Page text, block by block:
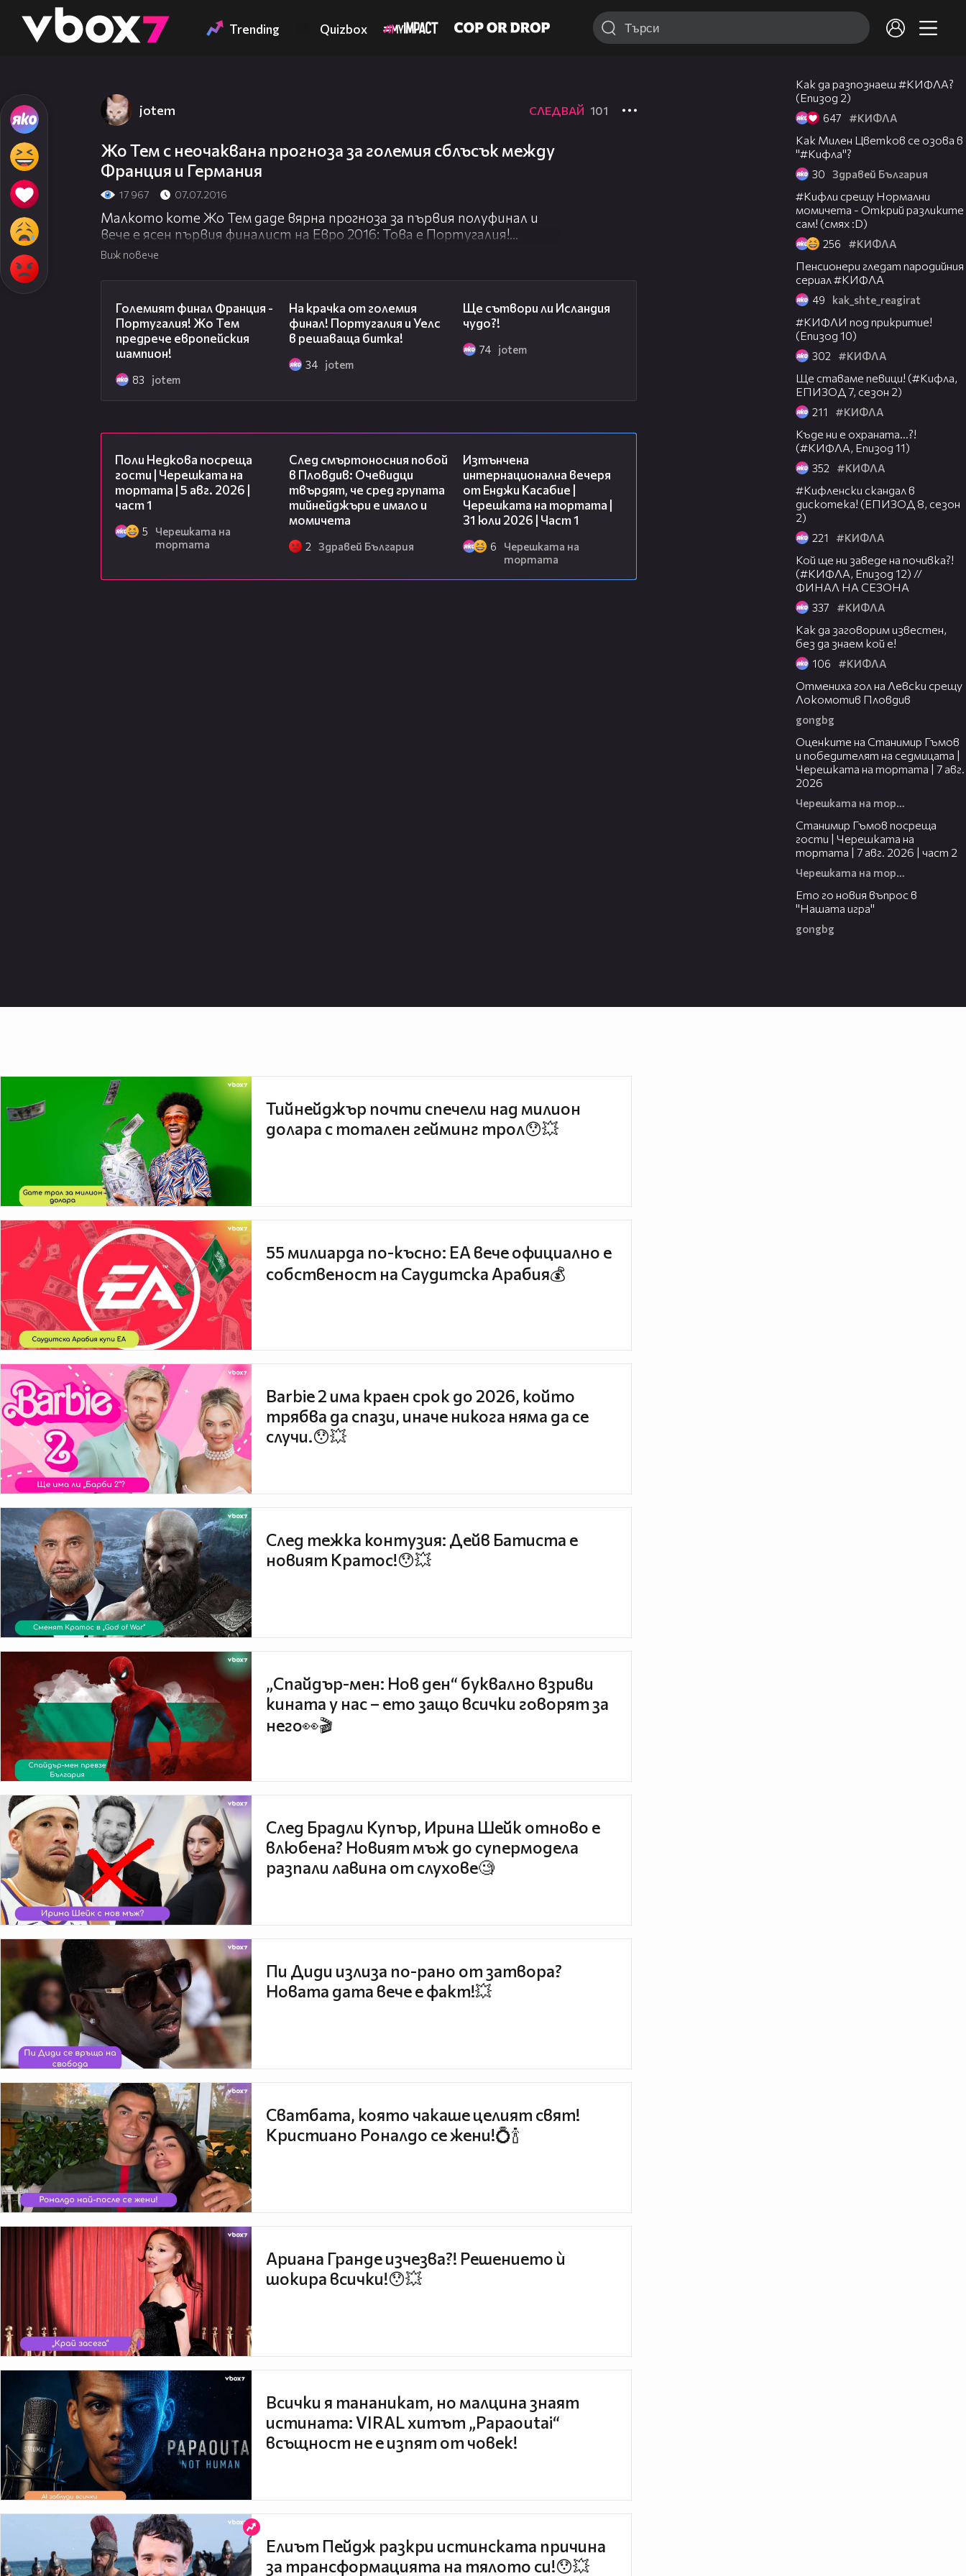
👾 Trending Quizbox
jotem СЛЕДВАЙ 101
Жо Тем с неочаквана прогноза за големия сблъсък между
Франция и Германия
17 967 07.07.2016
Малкото коте Жо Тем даде вярна прогноза за първия полуфинал и
вече е ясен първия финалист на Евро 2016: Това е Португалия!
Кой ще е победител тази вечер в двубоя между титаните Франция
Виж повече
Големият финал Франция -
Португалия! Жо Тем
предрече европейския
шампион!
83 jotem
На крачка от големия
финал! Португалия и Уелс
в решаваща битка!
34 jotem
Ще сътвори ли Исландия
чудо?!
74 jotem
Поли Недкова посреща
гости | Черешката на
тортата | 5 авг. 2026 |
част 1
5
Черешката на
тортата
След смъртоносния побой
в Пловдив: Очевидци
твърдят, че сред групата
тийнейджъри е имало и
момичета
2 Здравей България
Изтънчена
интернационална вечеря
от Енджи Касабие |
Черешката на тортата |
31 юли 2026 | Част 1
6
Черешката на
тортата
Как да разпознаеш #КИФЛА?
(Епизод 2)
647 #КИФЛА
Как Милен Цветков се озова в
"#Кифла"?
30 Здравей България
#Кифли срещу Нормални
момичета - Открий разликите
сам! (смях :D)
256 #КИФЛА
Пенсионери гледат пародийния
сериал #КИФЛА
49 kak_shte_reagirat
#КИФЛИ под прикритие!
(Епизод 10)
302 #КИФЛА
Ще ставаме певици! (#Кифла,
ЕПИЗОД 7, сезон 2)
211 #КИФЛА
Къде ни е охраната...?!
(#КИФЛА, Епизод 11)
352 #КИФЛА
#Кифленски скандал в
дискотека! (ЕПИЗОД 8, сезон
2)
221 #КИФЛА
Кой ще ни заведе на почивка?!
(#КИФЛА, Епизод 12) //
ФИНАЛ НА СЕЗОНА
337 #КИФЛА
Как да заговорим известен,
без да знаем кой е!
106 #КИФЛА
Отмениха гол на Левски срещу
Локомотив Пловдив
gongbg
Оценките на Станимир Гъмов
и победителят на седмицата |
Черешката на тортата | 7 авг.
2026
Черешката на тортата
Станимир Гъмов посреща
гости | Черешката на
тортата | 7 авг. 2026 | част 2
Черешката на тортата
Ето го новия въпрос в
"Нашата игра"
gongbg
Тийнейджър почти спечели над милион
долара с тотален гейминг трол😯💥
55 милиарда по-късно: EA вече официално е
собственост на Саудитска Арабия💰
Barbie 2 има краен срок до 2026, който
трябва да спази, иначе никога няма да се
случи.😯💥
След тежка контузия: Дейв Батиста е
новият Кратос!😯💥
„Спайдър-мен: Нов ден“ буквално взриви
кината у нас – ето защо всички говорят за
него👀🎬
След Брадли Купър, Ирина Шейк отново е
влюбена? Новият мъж до супермодела
разпали лавина от слухове🧐
Пи Диди излиза по-рано от затвора?
Новата дата вече е факт!💥
Сватбата, която чакаше целият свят!
Кристиано Роналдо се жени!💍🍾
Ариана Гранде изчезва?! Решението ѝ
шокира всички!😯💥
Всички я тананикат, но малцина знаят
истината: VIRAL хитът „Papaoutai“
всъщност не е изпят от човек!
Елиът Пейдж разкри истинската причина
за трансформацията на тялото си!😯💥